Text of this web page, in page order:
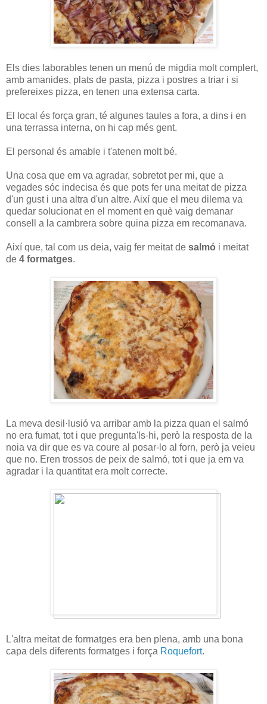
Els dies laborables tenen un menú de migdia molt complert,
amb amanides, plats de pasta, pizza i postres a triar i si
prefereixes pizza, en tenen una extensa carta.
El local és força gran, té algunes taules a fora, a dins i en
una terrassa interna, on hi cap més gent.
El personal és amable i t'atenen molt bé.
Una cosa que em va agradar, sobretot per mi, que a
vegades sóc indecisa és que pots fer una meitat de pizza
d'un gust i una altra d'un altre. Així que el meu dilema va
quedar solucionat en el moment en què vaig demanar
consell a la cambrera sobre quina pizza em recomanava.
Així que, tal com us deia, vaig fer meitat de salmó i meitat
de 4 formatges.
La meva desil·lusió va arribar amb la pizza quan el salmó
no era fumat, tot i que pregunta'ls-hi, però la resposta de la
noia va dir que es va coure al posar-lo al forn, però ja veieu
que no. Eren trossos de peix de salmó, tot i que ja em va
agradar i la quantitat era molt correcte.
L'altra meitat de formatges era ben plena, amb una bona
capa dels diferents formatges i força Roquefort.